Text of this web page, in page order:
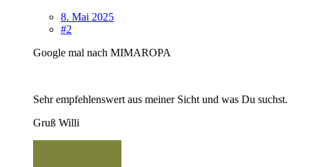
8. Mai 2025
#2
Google mal nach MIMAROPA
Sehr empfehlenswert aus meiner Sicht und was Du suchst.
Gruß Willi